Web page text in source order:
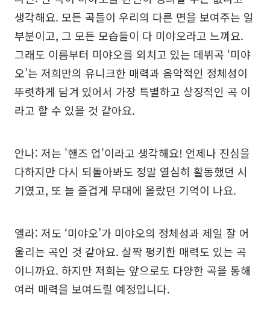
생각해요. 모든 곡들이 우리의 다른 면을 보여주는 일
부분이고, 그 모든 모습들이 다 미야오라고 느껴요.
그래도 이름부터 미야오를 외치고 있는 데뷔곡 ‘미야
오’는 저희만의 유니크한 매력과 음악적인 정체성이
뚜렷하게 담겨 있어서 가장 특별하고 상징적인 곡 이
라고 할 수 있을 것 같아요.
안나: 저는 '핸즈 업'이라고 생각해요! 언제나 진심을
다하지만 다시 되돌아봐도 정말 열심히 활동했던 시
기였고, 또 늘 즐겁게 무대에 올랐던 기억이 나요.
엘라: 저도 ‘미야오’가 미야오의 정체성과 제일 잘 어
울리는 곡인 것 같아요. 살짝 펑키한 매력도 있는 곡
이니까요. 하지만 저희는 앞으로도 다양한 곡을 통해
여러 매력을 보여드릴 예정입니다.